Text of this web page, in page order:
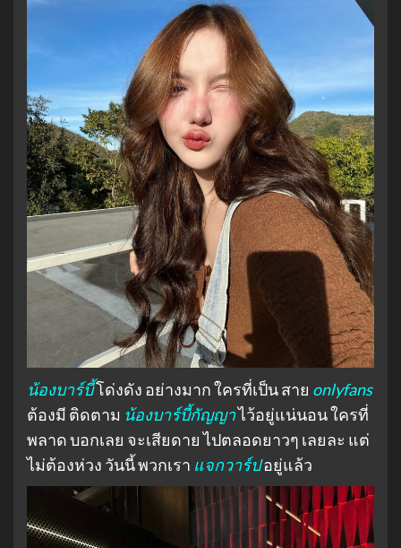
น้องบาร์บี้โด่งดัง อย่างมาก ใครที่เป็น สาย onlyfans
ต้องมี ติดตาม น้องบาร์บี้กัญญาไว้อยู่แน่นอน ใครที่
พลาด บอกเลย จะเสียดาย ไปตลอดยาวๆ เลยละ แต่
ไม่ต้องห่วง วันนี้ พวกเรา แจกวาร์ปอยู่แล้ว